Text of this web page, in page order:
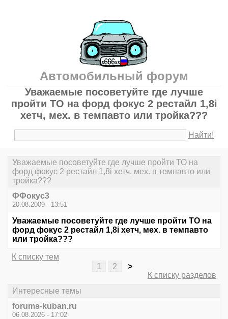
Автомобильный форум
Уважаемые посоветуйте где лучше
пройти ТО на форд фокус 2 рестайл 1,8i
хетч, мех. в темпавто или тройка???
Найти!
Уважаемые посоветуйте где лучше пройти ТО на
форд фокус 2 рестайл 1,8i хетч, мех. в темпавто или
тройка???
ФФокус3
20.08.2009 - 13:51
Уважаемые посоветуйте где лучше пройти ТО на
форд фокус 2 рестайл 1,8i хетч, мех. в темпавто
или тройка???
К списку тем
1
2
>
К списку разделов
Интересные темы
forums-kuban.ru
06.08.2026 - 17:02